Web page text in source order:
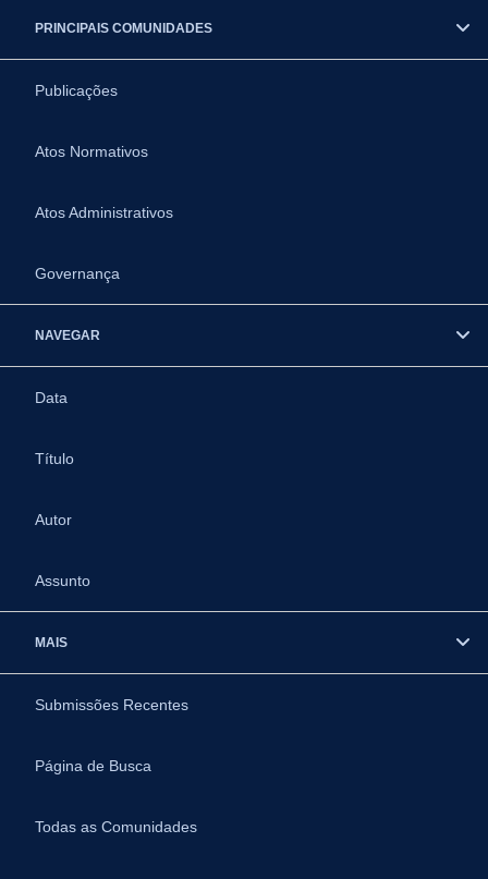
PRINCIPAIS COMUNIDADES
Publicações
Atos Normativos
Atos Administrativos
Governança
NAVEGAR
Data
Título
Autor
Assunto
MAIS
Submissões Recentes
Página de Busca
Todas as Comunidades